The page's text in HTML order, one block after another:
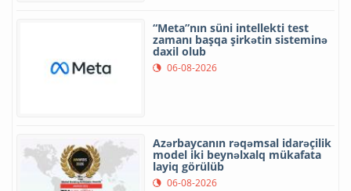
“Meta”nın süni intellekti test
zamanı başqa şirkətin sisteminə
daxil olub
06-08-2026
Azərbaycanın rəqəmsal idarəçilik
model iki beynəlxalq mükafata
layiq görülüb
06-08-2026